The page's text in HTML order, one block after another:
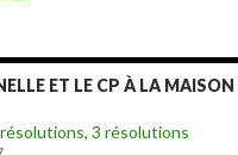
ET LE CP À LA MAISON
3 résolutions